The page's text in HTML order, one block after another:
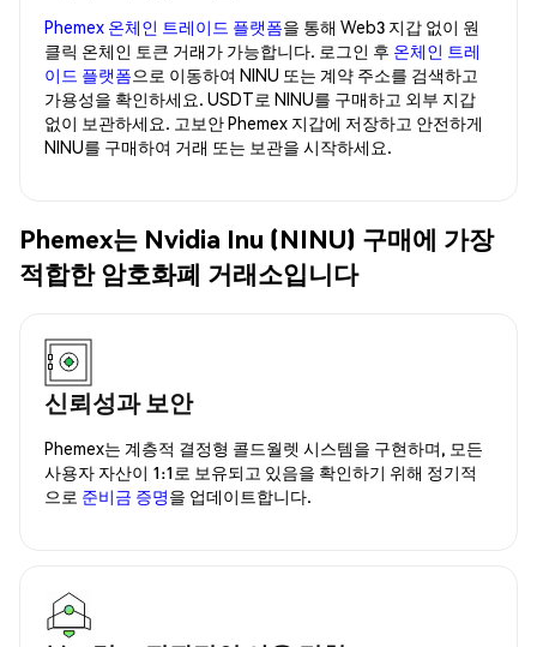
Phemex 온체인 트레이드 플랫폼을 통해 Web3 지갑 없이 원
클릭 온체인 토큰 거래가 가능합니다. 로그인 후 온체인 트레
이드 플랫폼으로 이동하여 NINU 또는 계약 주소를 검색하고
가용성을 확인하세요. USDT로 NINU를 구매하고 외부 지갑
없이 보관하세요. 고보안 Phemex 지갑에 저장하고 안전하게
NINU를 구매하여 거래 또는 보관을 시작하세요.
Phemex는 Nvidia Inu (NINU) 구매에 가장
적합한 암호화폐 거래소입니다
신뢰성과 보안
Phemex는 계층적 결정형 콜드월렛 시스템을 구현하며, 모든
사용자 자산이 1:1로 보유되고 있음을 확인하기 위해 정기적
으로 준비금 증명을 업데이트합니다.